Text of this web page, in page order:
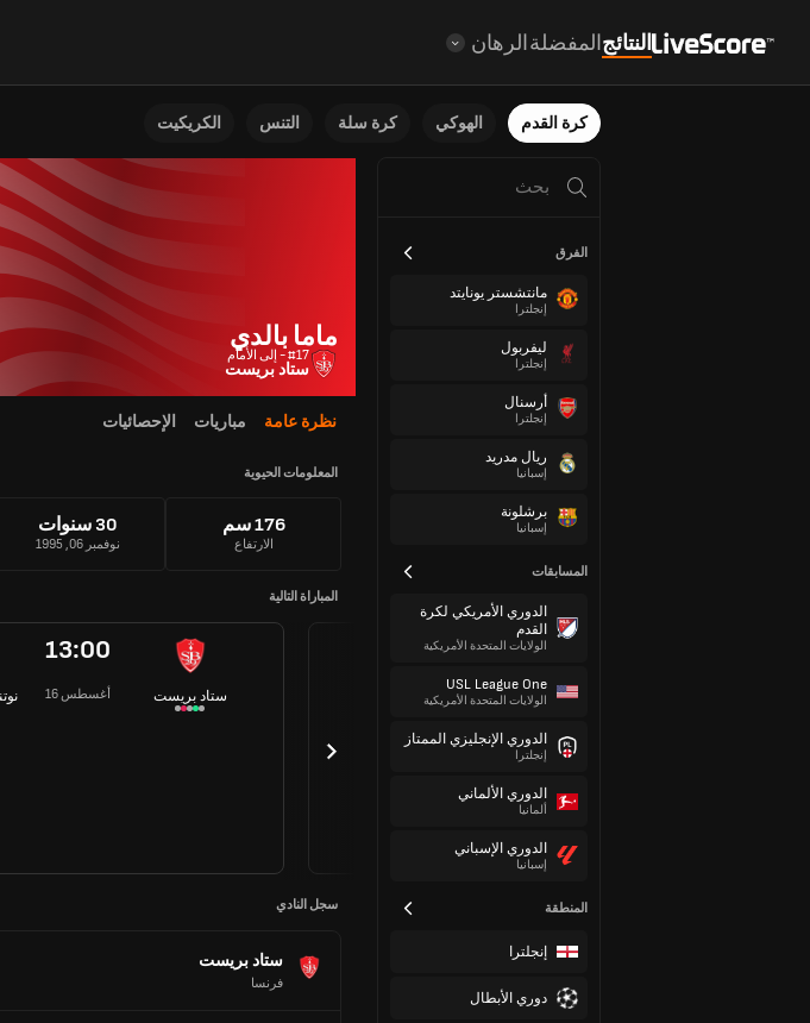
النتائجالمفضلةالرهان
كرة القدم الهوكي كرة سلة التنس الكريكيت
الفرق
مانتشستر يونايتد
إنجلترا
ليفربول
إنجلترا
أرسنال
إنجلترا
ريال مدريد
إسبانيا
برشلونة
إسبانيا
المسابقات
الدوري الأمريكي لكرة
القدم
الولايات المتحدة الأمريكية
USL League One
الولايات المتحدة الأمريكية
الدوري الإنجليزي الممتاز
إنجلترا
الدوري الألماني
ألمانيا
الدوري الإسباني
إسبانيا
المنطقة
إنجلترا
دوري الأبطال
ماما بالدي
#17 - إلى الأمام
ستاد بريست
نظرة عامة مباريات الإحصائيات
المعلومات الحيوية
176 سم
الارتفاع
30 سنوات
نوفمبر 06, 1995
المباراة التالية
13:00
16 أغسطس ستاد بريست
سجل النادي
ستاد بريست
فرنسا